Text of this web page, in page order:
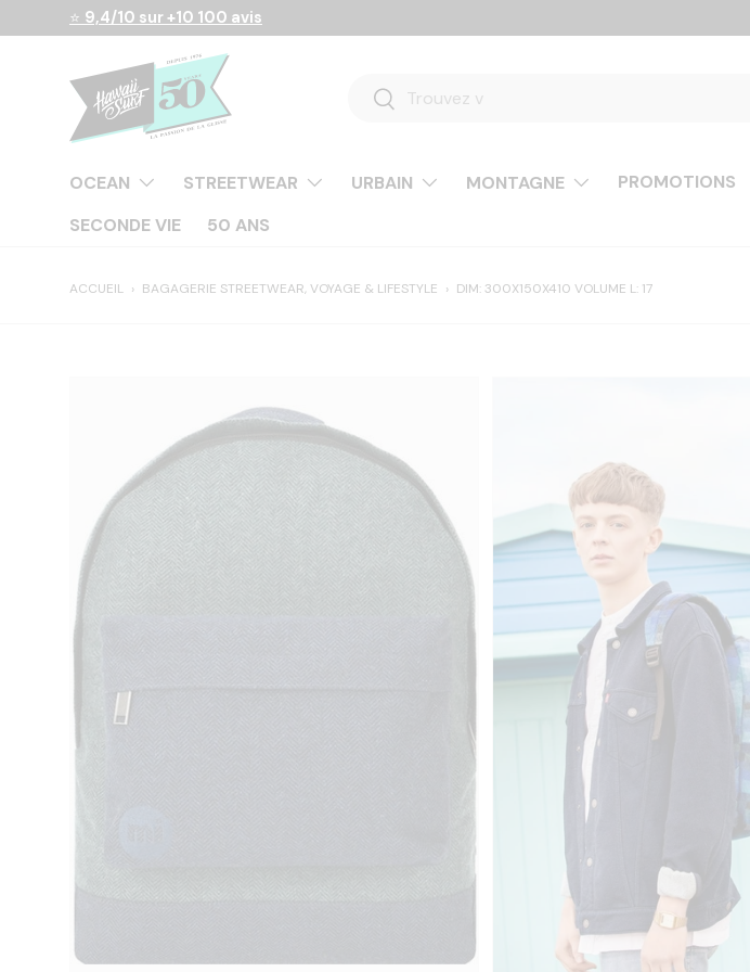
Aller au contenu
⭐ 9,4/10 sur +10 100 avis
Recherche
Rechercher
OCEAN STREETWEAR URBAIN MONTAGNE PROMOTIONS
SECONDE VIE
50 ANS
ACCUEIL › BAGAGERIE STREETWEAR, VOYAGE & LIFESTYLE › DIM: 300X150X410 VOLUME L: 17